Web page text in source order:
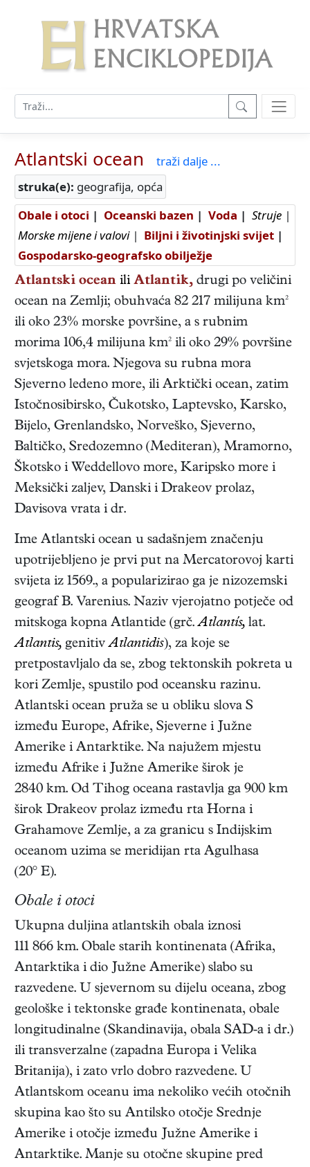
Atlantski ocean
traži dalje ...
struka(e): geografija, opća
Obale i otoci | Oceanski bazen | Voda | Struje |
Morske mijene i valovi| Biljni i životinjski svijet |
Gospodarsko-geografsko obilježje
Atlantski ocean ili Atlantik, drugi po veličini
ocean na Zemlji; obuhvaća 82 217 milijuna km²
ili oko 23% morske površine, a s rubnim
morima 106,4 milijuna km² ili oko 29% površine
svjetskoga mora. Njegova su rubna mora
Sjeverno ledeno more, ili Arktički ocean, zatim
Istočnosibirsko, Čukotsko, Laptevsko, Karsko,
Bijelo, Grenlandsko, Norveško, Sjeverno,
Baltičko, Sredozemno (Mediteran), Mramorno,
Škotsko i Weddellovo more, Karipsko more i
Meksički zaljev, Danski i Drakeov prolaz,
Davisova vrata i dr.
Ime Atlantski ocean u sadašnjem značenju
upotrijebljeno je prvi put na Mercatorovoj karti
svijeta iz 1569., a popularizirao ga je nizozemski
geograf B. Varenius. Naziv vjerojatno potječe od
mitskoga kopna Atlantide (grč.Atlantís, lat.
Atlantis, genitivAtlantidis), za koje se
pretpostavljalo da se, zbog tektonskih pokreta u
kori Zemlje, spustilo pod oceansku razinu.
Atlantski ocean pruža se u obliku slova S
između Europe, Afrike, Sjeverne i Južne
Amerike i Antarktike. Na najužem mjestu
između Afrike i Južne Amerike širok je
2840 km. Od Tihog oceana rastavlja ga 900 km
širok Drakeov prolaz između rta Horna i
Grahamove Zemlje, a za granicu s Indijskim
oceanom uzima se meridijan rta Agulhasa
(20° E).
Obale i otoci
Ukupna duljina atlantskih obala iznosi
111 866 km. Obale starih kontinenata (Afrika,
Antarktika i dio Južne Amerike) slabo su
razvedene. U sjevernom su dijelu oceana, zbog
geološke i tektonske građe kontinenata, obale
longitudinalne (Skandinavija, obala SAD-a i dr.)
ili transverzalne (zapadna Europa i Velika
Britanija), i zato vrlo dobro razvedene. U
Atlantskom oceanu ima nekoliko većih otočnih
skupina kao što su Antilsko otočje Srednje
Amerike i otočje između Južne Amerike i
Antarktike. Manje su otočne skupine pred